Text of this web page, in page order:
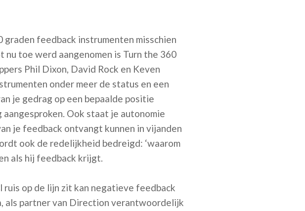
feedback instrumenten misschien
toe werd aangenomen is Turn the 360
Phil Dixon, David Rock en Keven
onder meer de status en een
je gedrag op een bepaalde positie
Ook staat je autonomie
je feedback ontvangt kunnen in vijanden
ook de redelijkheid bedreigd: ‘waarom
als hij feedback krijgt.
ruis op de lijn zit kan negatieve feedback
als partner van Direction verantwoordelijk